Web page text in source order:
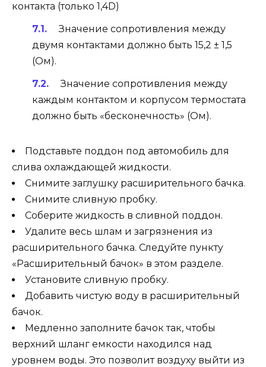
контакта (только 1,4D)
Значение сопротивления между
двумя контактами должно быть 15,2 ± 1,5
(Ом).
Значение сопротивления между
каждым контактом и корпусом термостата
должно быть «бесконечность» (Ом).
Подставьте поддон под автомобиль для
слива охлаждающей жидкости.
Снимите заглушку расширительного бачка.
Снимите сливную пробку.
Соберите жидкость в сливной поддон.
Удалите весь шлам и загрязнения из
расширительного бачка. Следуйте пункту
«Расширительный бачок» в этом разделе.
Установите сливную пробку.
Добавить чистую воду в расширительный
бачок.
Медленно заполните бачок так, чтобы
верхний шланг емкости находился над
уровнем воды. Это позволит воздуху выйти из